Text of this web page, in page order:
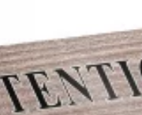
19,90 €